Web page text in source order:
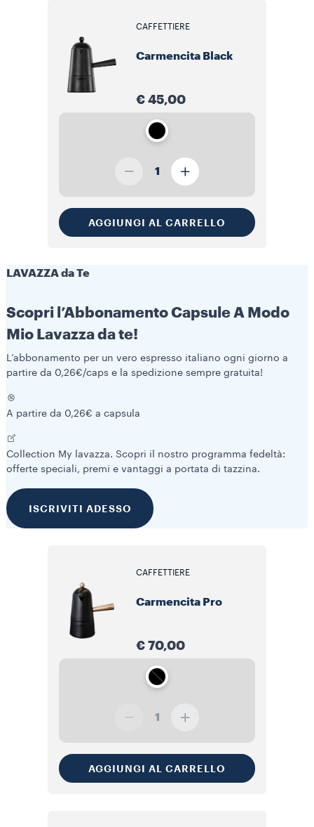
LAVAZZA da Te
Scopri l’Abbonamento Capsule A Modo
Mio Lavazza da te!
L’abbonamento per un vero espresso italiano ogni giorno a
partire da 0,26€/caps e la spedizione sempre gratuita!
A partire da 0,26€ a capsula
Collection My lavazza. Scopri il nostro programma fedeltà:
offerte speciali, premi e vantaggi a portata di tazzina.
ISCRIVITI ADESSO
LAVAZZA da Te
Scopri l’Abbonamento Capsule A Modo
Mio Lavazza da te!
L’abbonamento per un vero espresso italiano ogni giorno a
partire da 0,26€/caps e la spedizione sempre gratuita!
A partire da 0,26€ a capsula
Collection My lavazza. Scopri il nostro programma fedeltà:
offerte speciali, premi e vantaggi a portata di tazzina.
ISCRIVITI ADESSO
CAFFETTIERE
Carmencita Black
€ 45,00
1
AGGIUNGI AL CARRELLO
CAFFETTIERE
Carmencita Pro
€ 70,00
1
AGGIUNGI AL CARRELLO